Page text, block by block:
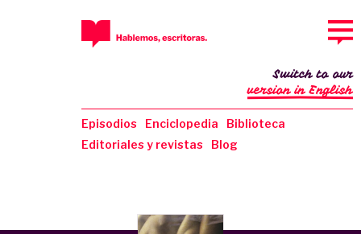
Episodios Enciclopedia
Biblioteca
Editoriales y revistas
Blog
Switch to our
version in English